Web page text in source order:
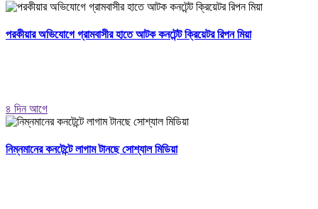
পরকীয়ার অভিযোগে গ্রামবাসীর হাতে আটক কনটেন্ট ক্রিয়েটর রিপন মিয়া
৪ দিন আগে
নিম্নমানের কনটেন্টে লাগাম টানছে সোশ্যাল মিডিয়া